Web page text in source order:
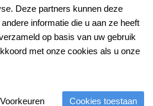
Deze partners kunnen deze
informatie die u aan ze heeft
op basis van uw gebruik
met onze cookies als u onze
Voorkeuren Cookies toestaan